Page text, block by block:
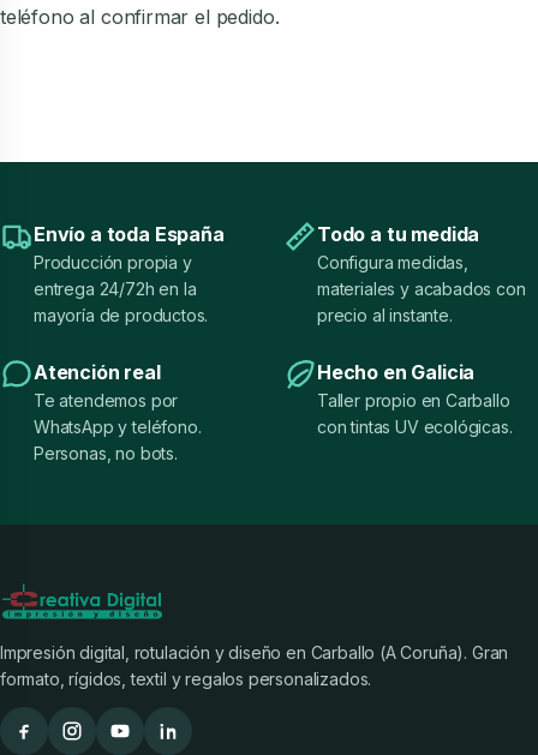
teléfono al confirmar el pedido.
Envío a toda España
Producción propia y
entrega 24/72h en la
mayoría de productos.
Todo a tu medida
Configura medidas,
materiales y acabados con
precio al instante.
Atención real
Te atendemos por
WhatsApp y teléfono.
Personas, no bots.
Hecho en Galicia
Taller propio en Carballo
con tintas UV ecológicas.
Impresión digital, rotulación y diseño en Carballo (A Coruña). Gran
formato, rígidos, textil y regalos personalizados.